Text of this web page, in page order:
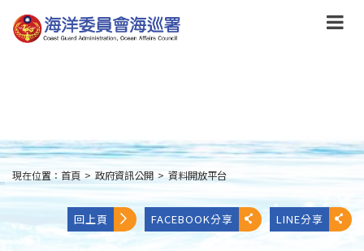
到
主
:::
現在位置： 首頁 > 政府資訊公開 > 資料開放平台
回上頁 FACEBOOK分享 LINE分享